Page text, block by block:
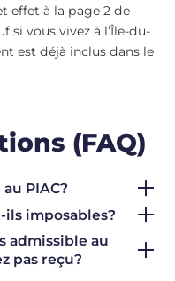
effet à la page 2 de
si vous vivez à l’Île-du-
est déjà inclus dans le
(FAQ)
PIAC?
ils imposables?
admissible au
pas reçu?